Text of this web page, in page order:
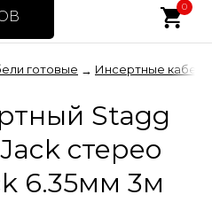
0
готовые → Инсертные кабели
Stagg
стерео
6.35мм 3м